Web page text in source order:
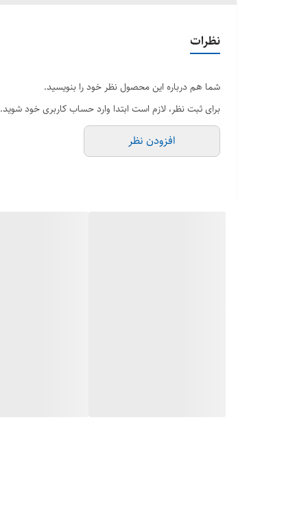
نظرات
شما هم درباره این محصول نظر خود را بنویسید.
برای ثبت نظر، لازم است ابتدا وارد حساب کاربری خود شوید.
افزودن نظر